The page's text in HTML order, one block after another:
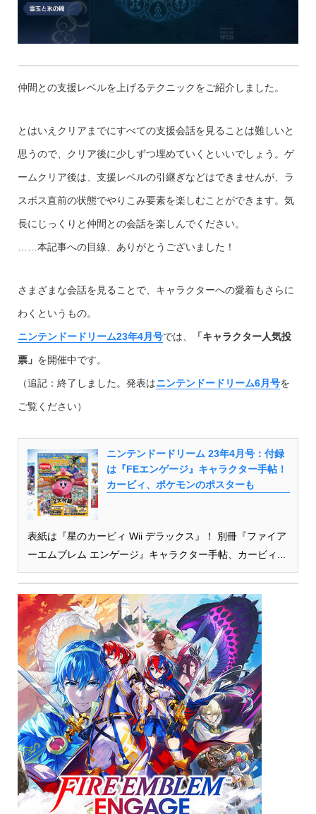
仲間との支援レベルを上げるテクニックをご紹介しました。
とはいえクリアまでにすべての支援会話を見ることは難しいと
思うので、クリア後に少しずつ埋めていくといいでしょう。ゲ
ームクリア後は、支援レベルの引継ぎなどはできませんが、ラ
スボス直前の状態でやりこみ要素を楽しむことができます。気
長にじっくりと仲間との会話を楽しんでください。
……本記事への目線、ありがとうございました！
さまざまな会話を見ることで、キャラクターへの愛着もさらに
わくというもの。
ニンテンドードリーム23年4月号では、 「キャラクター人気投
票」 を開催中です。
（追記：終了しました。発表はニンテンドードリーム6月号を
ご覧ください）
ニンテンドードリーム 23年4月号：付録
は『FEエンゲージ』キャラクター手帖！
カービィ、ポケモンのポスターも
表紙は『星のカービィ Wii デラックス』！ 別冊『ファイア
ーエムブレム エンゲージ』キャラクター手帖、カービィ...